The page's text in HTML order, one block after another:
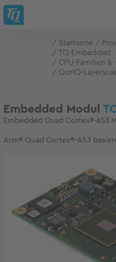
Startseite
TQ-Embedded
CPU-Familien
QorIQ-
Embedded Modul
Embedded Quad Cortex®-A53
Arm® Quad Cortex®-A53